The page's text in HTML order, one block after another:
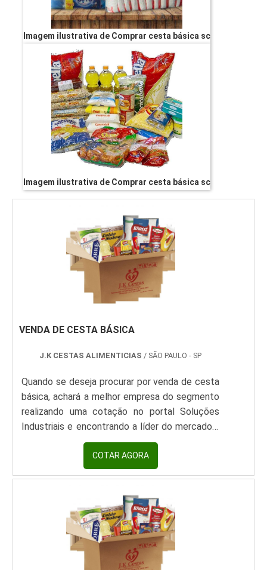
Imagem ilustrativa de Comprar cesta básica sc
Imagem ilustrativa de Comprar cesta básica sc
VENDA DE CESTA BÁSICA
J.K CESTAS ALIMENTICIAS / SÃO PAULO - SP
Quando se deseja procurar por venda de cesta
básica, achará a melhor empresa do segmento
realizando uma cotação no portal Soluções
Industriais e encontrando a líder do mercado.É
importante lembrar que o produto deve
sempre ser adquirido com empresas
especializadas no segmento. Esse tipo de
de higiene, pois evita a aquisição de insumos de
baixa qualidade ou com pouca variedade,
contribuindo para a satisfação do
consumidor.INFORMAÇÕES SOBRE A VENDA
DE CESTA BÁSICASe alguém procurar por
COTAR AGORA